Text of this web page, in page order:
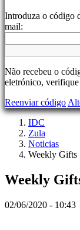
AR
BS
CS
DA
DE
EN
ES
FI
FR
HR
PL
RO
Introduza o código
mail:
Não recebeu o
eletrónico, verifique
Reenviar código
IDC
Zula
Noticias
Weekly Gifts
Weekly
02/06/2020 - 10:43